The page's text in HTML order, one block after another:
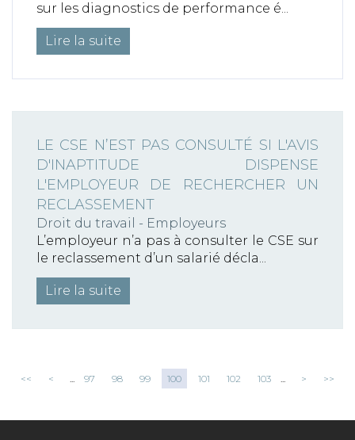
sur les diagnostics de performance é...
Lire la suite
LE CSE N’EST PAS CONSULTÉ SI L'AVIS
D'INAPTITUDE DISPENSE
L'EMPLOYEUR DE RECHERCHER UN
RECLASSEMENT
Droit du travail - Employeurs
L’employeur n’a pas à consulter le CSE sur
le reclassement d’un salarié décla...
Lire la suite
<< < ... 97 98 99 100 101 102 103 ... > >>